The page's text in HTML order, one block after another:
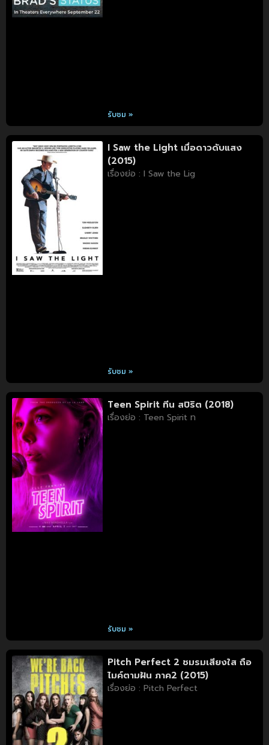
รับชม »
I Saw the Light เมื่อดาวดับแสง
(2015)
เรื่องย่อ : I Saw the Lig
รับชม »
Teen Spirit ทีน สปิริต (2018)
เรื่องย่อ : Teen Spirit ท
รับชม »
Pitch Perfect 2 ชมรมเสียงใส ถือ
ไมค์ตามฝัน ภาค2 (2015)
เรื่องย่อ : Pitch Perfect